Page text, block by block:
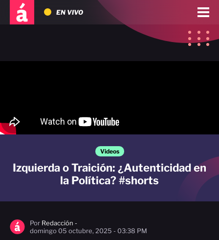
EN VIVO
Videos
Izquierda o Traición: ¿Autenticidad en
la Política? #shorts
Por Redacción -
domingo 05 octubre, 2025 - 03:38 PM